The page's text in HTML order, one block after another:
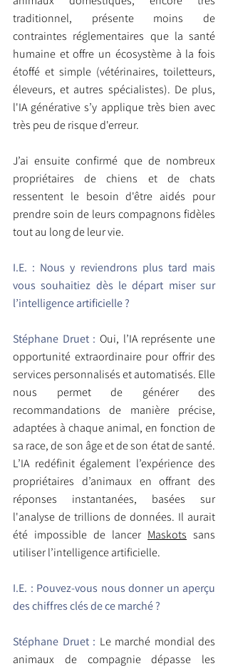
traditionnel, présente moins de
contraintes réglementaires que la santé
humaine et offre un écosystème à la fois
étoffé et simple (vétérinaires, toiletteurs,
éleveurs, et autres spécialistes). De plus,
l'IA générative s’y applique très bien avec
très peu de risque d'erreur.
J’ai ensuite confirmé que de nombreux
propriétaires de chiens et de chats
ressentent le besoin d'être aidés pour
prendre soin de leurs compagnons fidèles
tout au long de leur vie.
I.E. : Nous y reviendrons plus tard mais
vous souhaitiez dès le départ miser sur
l’intelligence artificielle ?
Stéphane Druet : Oui, l’IA représente une
opportunité extraordinaire pour offrir des
services personnalisés et automatisés. Elle
nous permet de générer des
recommandations de manière précise,
adaptées à chaque animal, en fonction de
sa race, de son âge et de son état de santé.
L’IA redéfinit également l’expérience des
propriétaires d’animaux en offrant des
réponses instantanées, basées sur
l'analyse de trillions de données. Il aurait
été impossible de lancer Maskots sans
utiliser l’intelligence artificielle.
I.E. : Pouvez-vous nous donner un aperçu
des chiffres clés de ce marché ?
Stéphane Druet : Le marché mondial des
animaux de compagnie dépasse les